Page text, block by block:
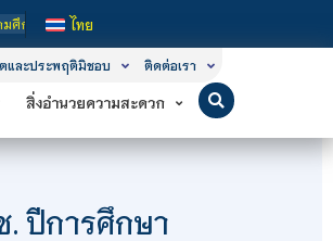
ตรการเรียนการสอน 3 ระดับ คือ ระดับประกาศนียบัต
ไทย
และประพฤติมิชอบ ติดต่อเรา
สิ่งอำนวยความสะดวก
. ปีการศึกษา